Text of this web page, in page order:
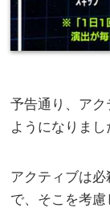
予告通り、ア
ようになりまし
アクティブは
で、そこを考